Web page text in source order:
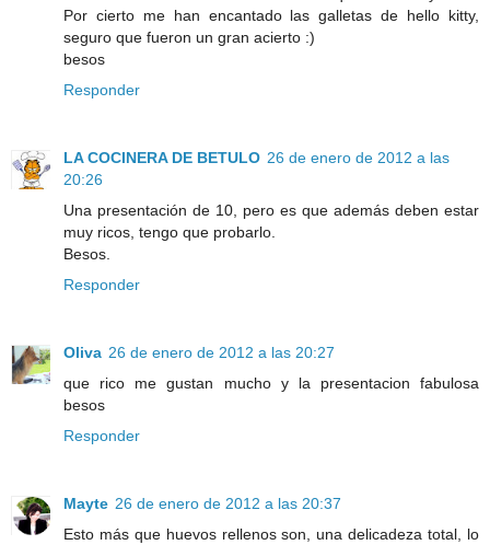
Por cierto me han encantado las galletas de hello kitty,
seguro que fueron un gran acierto :)
besos
Responder
LA COCINERA DE BETULO 26 de enero de 2012 a las
20:26
Una presentación de 10, pero es que además deben estar
muy ricos, tengo que probarlo.
Besos.
Responder
Oliva 26 de enero de 2012 a las 20:27
que rico me gustan mucho y la presentacion fabulosa
besos
Responder
Mayte 26 de enero de 2012 a las 20:37
Esto más que huevos rellenos son, una delicadeza total, lo